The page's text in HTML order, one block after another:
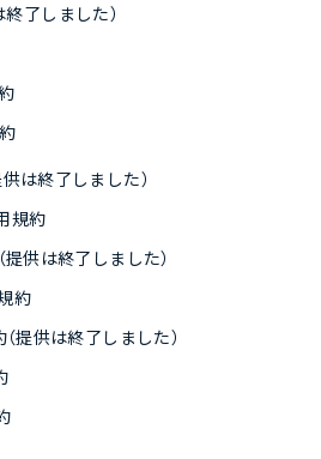
了しました）
は終了しました）
規約
供は終了しました）
約
提供は終了しました）